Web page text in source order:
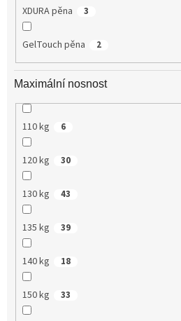
XDURA pěna 3
GelTouch pěna 2
Maximální nosnost
110 kg 6
120 kg 30
130 kg 43
135 kg 39
140 kg 18
150 kg 33